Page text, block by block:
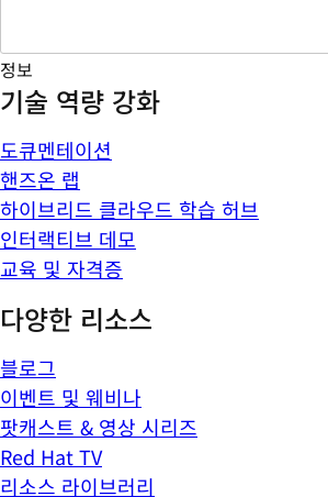
정보
기술 역량 강화
도큐멘테이션
핸즈온 랩
하이브리드 클라우드 학습 허브
인터랙티브 데모
교육 및 자격증
다양한 리소스
블로그
이벤트 및 웨비나
팟캐스트 & 영상 시리즈
Red Hat TV
리소스 라이브러리